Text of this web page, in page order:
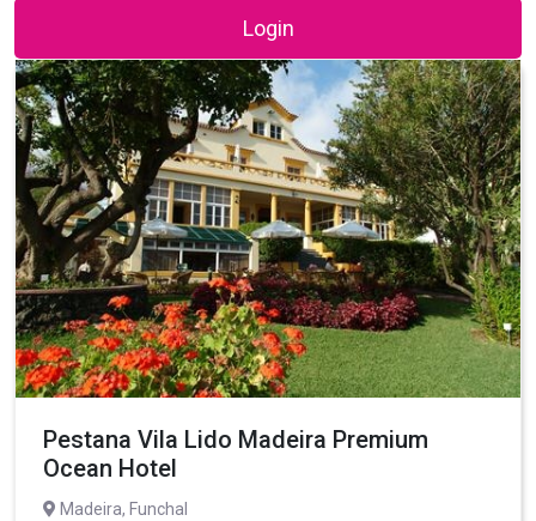
Login
Pestana Vila Lido Madeira Premium
Ocean Hotel
Madeira, Funchal